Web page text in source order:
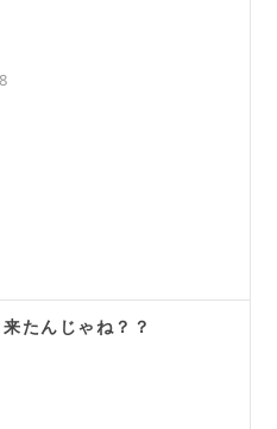
たんじゃね？？